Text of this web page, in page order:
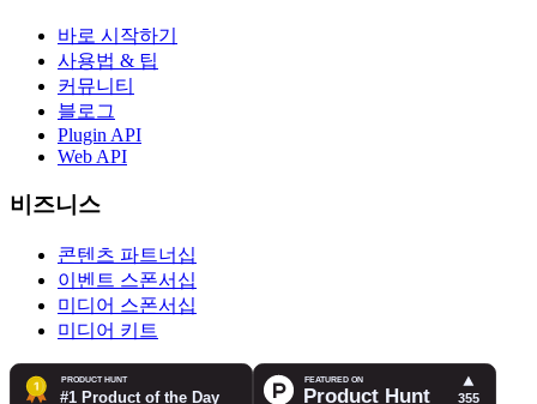
바로 시작하기
사용법 & 팁
커뮤니티
블로그
Plugin API
Web API
비즈니스
콘텐츠 파트너십
이벤트 스폰서십
미디어 스폰서십
미디어 키트